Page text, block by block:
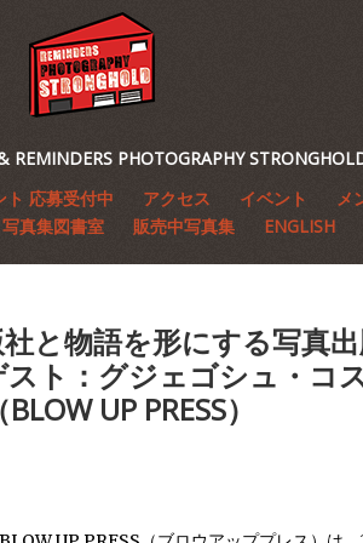
REMINDERS PHOTOGRAPHY
ト 応募受付中 アクセス イベント
メ
写真集図書室 販売中写真集 ENGLISH
と物語を形にする写真
ト：グジェゴシュ・コ
UP PRESS）